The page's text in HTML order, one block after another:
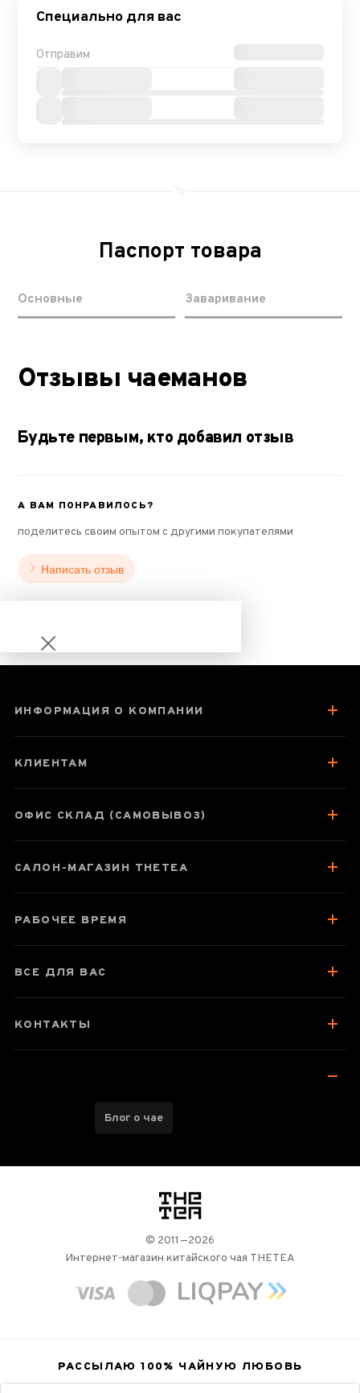
Специально для вас
Отправим
Паспорт товара
Основные Заваривание
Отзывы чаеманов
Будьте первым, кто добавил отзыв
А ВАМ ПОНРАВИЛОСЬ?
поделитесь своим опытом с другими покупателями
Написать отзыв
Паспорт товара
Отзывы чаеманов
ИНФОРМАЦИЯ О КОМПАНИИ
КЛИЕНТАМ
ОФИС СКЛАД (САМОВЫВОЗ)
САЛОН-МАГАЗИН THETEA
РАБОЧЕЕ ВРЕМЯ
ВСЕ ДЛЯ ВАС
КОНТАКТЫ
Блог о чае
логотип
© 2011—2026
Интернет-магазин китайского чая THETEA
РАССЫЛАЮ 100% ЧАЙНУЮ ЛЮБОВЬ